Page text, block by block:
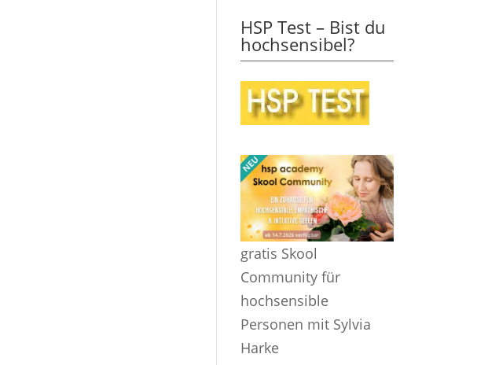
HSP Test – Bist du
hochsensibel?
gratis Skool
Community für
hochsensible
Personen mit Sylvia
Harke